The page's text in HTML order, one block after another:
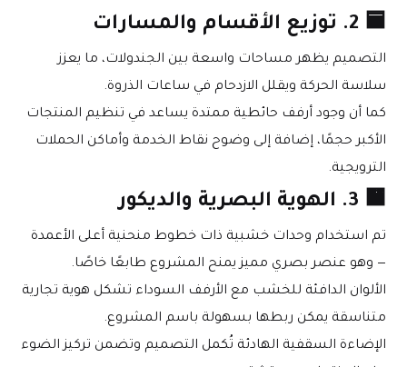
🟦 2. توزيع الأقسام والمسارات
التصميم يظهر مساحات واسعة بين الجندولات، ما يعزز
سلاسة الحركة ويقلل الازدحام في ساعات الذروة.
الترويجية.
🟧 3. الهوية البصرية والديكور
— وهو عنصر بصري مميز يمنح المشروع طابعًا خاصًا.
متناسقة يمكن ربطها بسهولة باسم المشروع.